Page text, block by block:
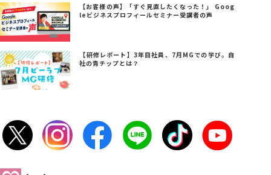
【お客様の声】「すぐ見直したくなった！」 Goog
leビジネスプロフィールセミナー受講者の声
【研修レポート】3年目社員、7月MGでの学び。自
社の青チップとは？